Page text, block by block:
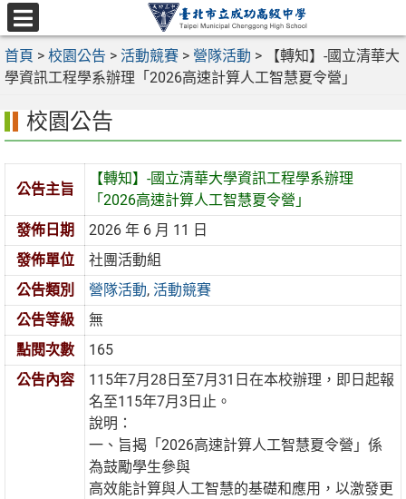
跳
至
主
要
區
選
單
首頁 > 校園公告 > 活動競賽 > 營隊活動 >
【轉知】-國立清華大
學資訊工程學系辦理「2026高速計算人工智慧夏令營」
校園公告
公告主旨
【轉知】-國立清華大學資訊工程學系辦理
「2026高速計算人工智慧夏令營」
發佈日期
2026 年 6 月 11 日
發佈單位
社團活動組
公告類別
營隊活動,活動競賽
公告等級
無
點閱次數
165
公告內容
115年7月28日至7月31日在本校辦理，即日起報
名至115年7月3日止。
說明：
一、旨揭「2026高速計算人工智慧夏令營」係
為鼓勵學生參與
高效能計算與人工智慧的基礎和應用，以激發更